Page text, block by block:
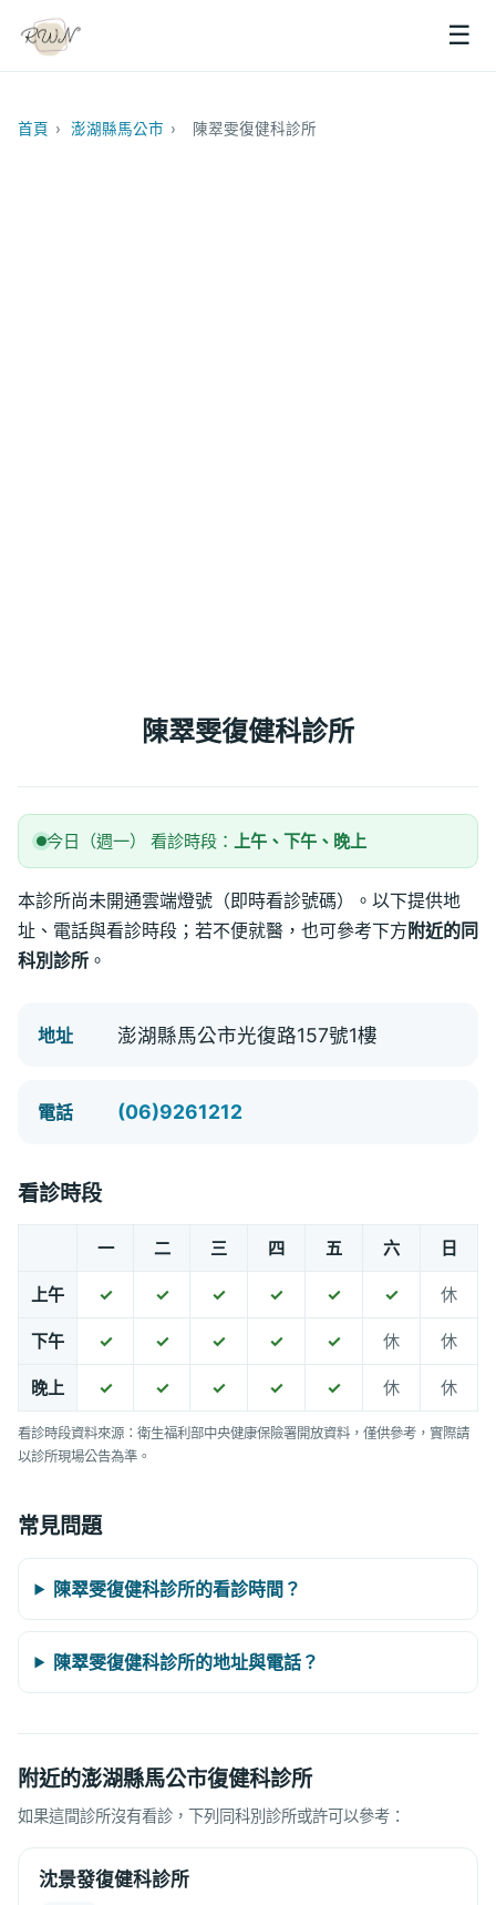
☰
首頁 › 澎湖縣馬公市 › 陳翠雯復健科診所
陳翠雯復健科診所
今日（週一） 看診時段： 上午、下午、晚上
本診所尚未開通雲端燈號（即時看診號碼）。以下提供地
址、電話與看診時段；若不便就醫，也可參考下方 附近的同
科別診所 。
地址 澎湖縣馬公市光復路157號1樓
電話 (06)9261212
看診時段
一 二 三 四 五 六 日
上午 ✓ ✓ ✓ ✓ ✓ ✓ 休
下午 ✓ ✓ ✓ ✓ ✓ 休 休
晚上 ✓ ✓ ✓ ✓ ✓ 休 休
看診時段資料來源：衛生福利部中央健康保險署開放資料，僅供參考，實際請
以診所現場公告為準。
常見問題
陳翠雯復健科診所的看診時間？
陳翠雯復健科診所的地址與電話？
附近的澎湖縣馬公市復健科診所
如果這間診所沒有看診，下列同科別診所或許可以參考：
沈景發復健科診所